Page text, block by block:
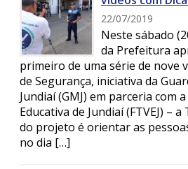
22/07/2019
Neste sábado
da Prefeitura
primeiro de uma série de nove
de Segurança, iniciativa da
Jundiaí (GMJ) em parceria com
Educativa de Jundiaí (FTVEJ) –
do projeto é orientar as
no dia […]